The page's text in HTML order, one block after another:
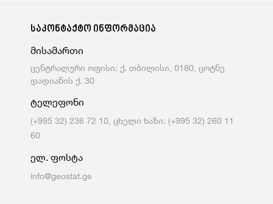
საკონტაქტო ინფორმაცია
მისამართი
ცენტრალური ოფისი: ქ. თბილისი, 0180, ცოტნე
დადიანის ქ. 30
ტელეფონი
(+995 32) 236 72 10, ცხელი ხაზი: (+995 32) 260 11
60
ელ. ფოსტა
info@geostat.ge